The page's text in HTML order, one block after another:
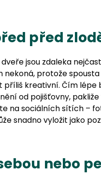
před
jsou zdaleka
nekoná, protože
příliš kreativní. Čím
od pojišťovny,
na sociálních sítích –
snadno vyložit jako
nebo